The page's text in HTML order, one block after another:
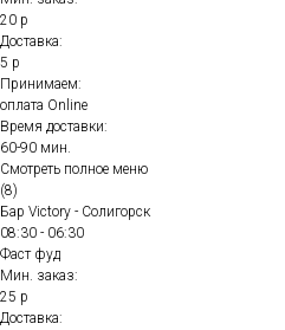
20 р
Доставка:
5 р
Принимаем:
оплата Online
Время доставки:
60-90 мин.
Смотреть полное меню
(8)
Бар Victory - Солигорск
08:30 - 06:30
Фаст фуд
Мин. заказ:
25 р
Доставка: